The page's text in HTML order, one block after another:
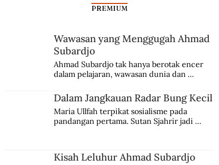
Alkohol dan Kejeniusan Masyarakat
Nusantara
PREMIUM
Wawasan yang Menggugah Ahmad
Subardjo
Ahmad Subardjo tak hanya berotak encer
dalam pelajaran, wawasan dunia dan
Jules Verne, Multatuli, hingga Sun Yat-sen.
Dalam Jangkauan Radar Bung Kecil
Maria Ullfah terpikat sosialisme pada
pandangan pertama. Sutan Sjahrir jadi
Kisah Leluhur Ahmad Subardjo